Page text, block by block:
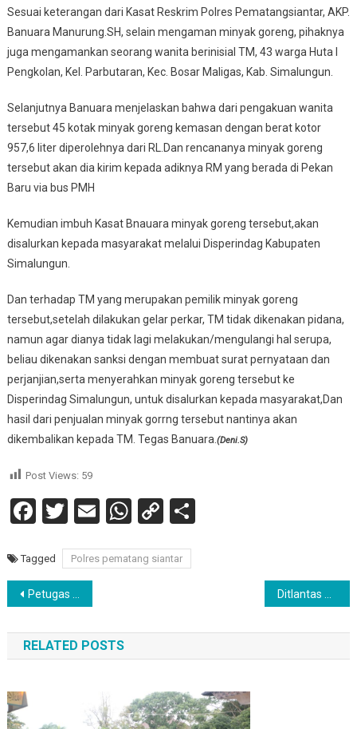
Sesuai keterangan dari Kasat Reskrim Polres Pematangsiantar, AKP.
Banuara Manurung.SH, selain mengaman minyak goreng, pihaknya
juga mengamankan seorang wanita berinisial TM, 43 warga Huta I
Pengkolan, Kel. Parbutaran, Kec. Bosar Maligas, Kab. Simalungun.
Selanjutnya Banuara menjelaskan bahwa dari pengakuan wanita
tersebut 45 kotak minyak goreng kemasan dengan berat kotor
957,6 liter diperolehnya dari RL.Dan rencananya minyak goreng
tersebut akan dia kirim kepada adiknya RM yang berada di Pekan
Baru via bus PMH
Kemudian imbuh Kasat Bnauara minyak goreng tersebut,akan
disalurkan kepada masyarakat melalui Disperindag Kabupaten
Simalungun.
Dan terhadap TM yang merupakan pemilik minyak goreng
tersebut,setelah dilakukan gelar perkar, TM tidak dikenakan pidana,
namun agar dianya tidak lagi melakukan/mengulangi hal serupa,
beliau dikenakan sanksi dengan membuat surat pernyataan dan
perjanjian,serta menyerahkan minyak goreng tersebut ke
Disperindag Simalungun, untuk disalurkan kepada masyarakat,Dan
hasil dari penjualan minyak gorrng tersebut nantinya akan
dikembalikan kepada TM. Tegas Banuara. (Deni.S)
Post Views: 59
Facebook
Twitter
EmailWhatsApp
CopyShare
Tagged Polres pematang siantar
Navigasi
pos
Petugas Gabungan Kabupaten Deli Serdang Rutin Laksanakan Operasi Yustisi
RELATED POSTS